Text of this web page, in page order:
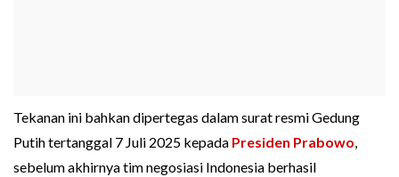
Tekanan ini bahkan dipertegas dalam surat resmi Gedung
Putih tertanggal 7 Juli 2025 kepada Presiden Prabowo,
sebelum akhirnya tim negosiasi Indonesia berhasil